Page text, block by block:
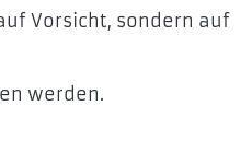
Vorsicht, sondern auf
werden.